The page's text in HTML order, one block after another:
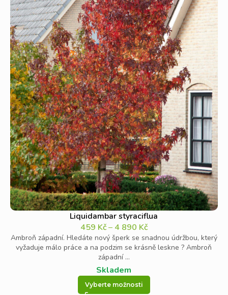
Liquidambar styraciflua
459 Kč– 4 890 Kč
Ambroň západní. Hledáte nový šperk se snadnou údržbou, který
vyžaduje málo práce a na podzim se krásně leskne ? Ambroň
západní ...
Skladem
Vyberte možnosti